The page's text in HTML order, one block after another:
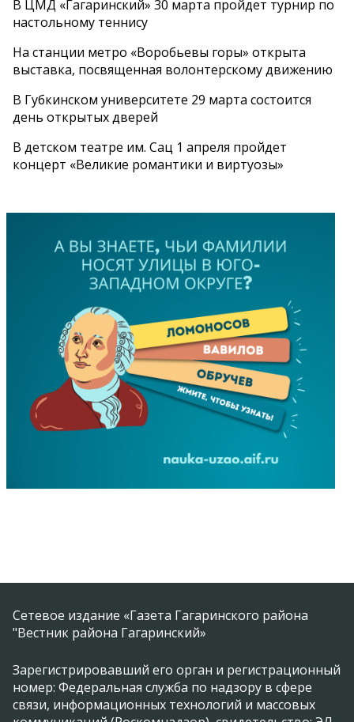
В ЦМД «Гагаринский» 30 марта пройдет турнир по
настольному теннису
На станции метро «Воробьевы горы» открыта
выставка, посвященная волонтерскому движению
В Губкинском университете 29 марта состоится
день открытых дверей
В детском театре им. Сац 1 апреля пройдет
концерт «Великие романтики и виртуозы»
Сетевое издание «Газета Гагаринского района
"Вестник района Гагаринский»
Зарегистрировавший его орган и регистрационный
номер: Федеральная служба по надзору в сфере
связи, информационных технологий и массовых